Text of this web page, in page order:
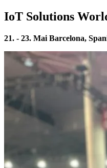
IoT Solutions
21. - 23. Mai Barcelona,